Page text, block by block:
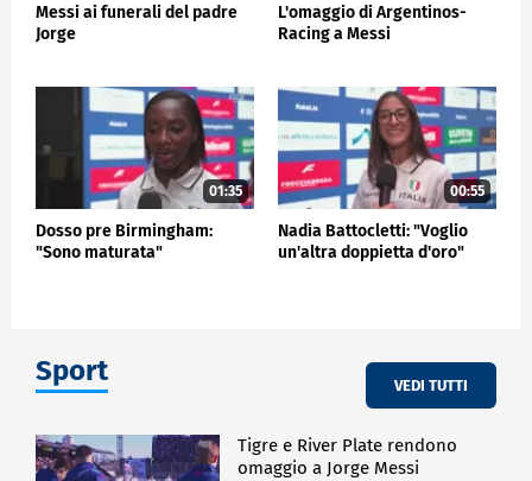
Messi ai funerali del padre
Jorge
L'omaggio di Argentinos-
Racing a Messi
01:35
Dosso pre Birmingham:
"Sono maturata"
00:55
Nadia Battocletti: "Voglio
un'altra doppietta d'oro"
Sport VEDI TUTTI
Tigre e River Plate rendono
omaggio a Jorge Messi